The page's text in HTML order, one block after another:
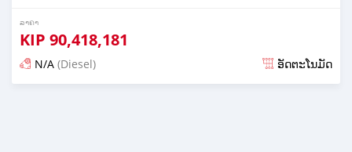
ລາຄາ
KIP 90,418,181
N/A (Diesel) ອັດຕະໂນມັດ